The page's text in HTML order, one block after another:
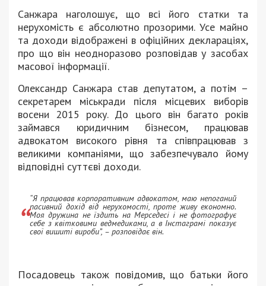
Санжара наголошує, що всі його статки та
нерухомість є абсолютно прозорими. Усе майно
та доходи відображені в офіційних деклараціях,
про що він неодноразово розповідав у засобах
масової інформації.
Олександр Санжара став депутатом, а потім –
секретарем міськради після місцевих виборів
восени 2015 року. До цього він багато років
займався юридичним бізнесом, працював
адвокатом високого рівня та співпрацював з
великими компаніями, що забезпечувало йому
відповідні суттєві доходи.
“Я працював корпоративним адвокатом, маю непоганий
пасивний дохід від нерухомості, проте живу економно.
Моя дружина не їздить на Мерседесі і не фотографує
себе з квітковими ведмедиками, а в Інстаграмі показує
свої вишиті вироби”, – розповідає він.
Посадовець також повідомив, що батьки його